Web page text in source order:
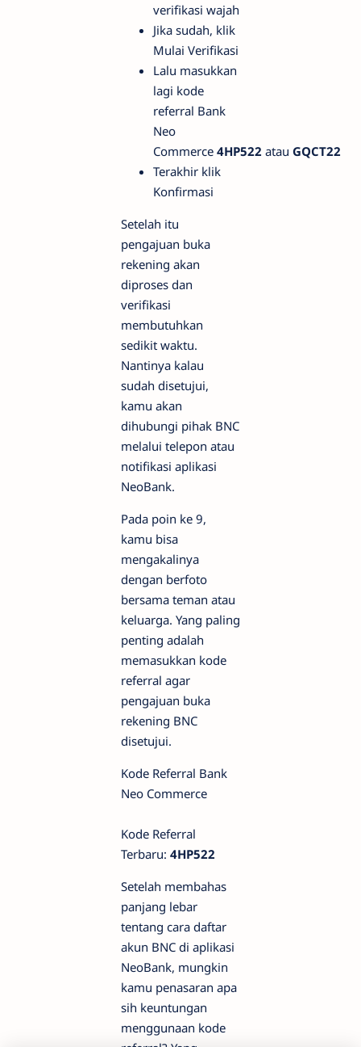
verifikasi wajah
Jika sudah, klik
Mulai Verifikasi
Lalu masukkan
lagi kode
referral Bank
Neo
Commerce 4HP522 atau GQCT22
Terakhir klik
Konfirmasi
Setelah itu
pengajuan buka
rekening akan
diproses dan
verifikasi
membutuhkan
sedikit waktu.
Nantinya kalau
sudah disetujui,
kamu akan
dihubungi pihak BNC
melalui telepon atau
notifikasi aplikasi
NeoBank.
Pada poin ke 9,
kamu bisa
mengakalinya
dengan berfoto
bersama teman atau
keluarga. Yang paling
penting adalah
memasukkan kode
referral agar
pengajuan buka
rekening BNC
disetujui.
Kode Referral Bank
Neo Commerce
Kode Referral
Terbaru: 4HP522
Setelah membahas
panjang lebar
tentang cara daftar
akun BNC di aplikasi
NeoBank, mungkin
kamu penasaran apa
sih keuntungan
menggunaan kode